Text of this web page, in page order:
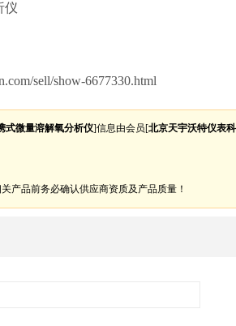
仪
sell/show-6677330.html
式微量溶解氧分析仪]信息由会员[北京天宇沃特仪表
产品前务必确认供应商资质及产品质量！